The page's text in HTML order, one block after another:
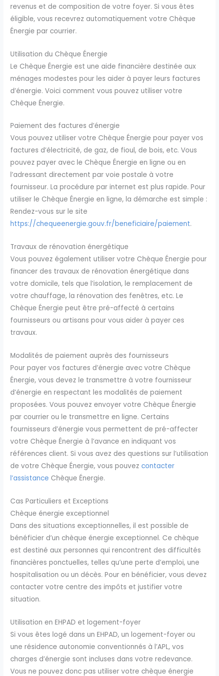
revenus et de composition de votre foyer. Si vous êtes
éligible, vous recevrez automatiquement votre Chèque
Énergie par courrier.
Utilisation du Chèque Énergie
Le Chèque Énergie est une aide financière destinée aux
ménages modestes pour les aider à payer leurs factures
d’énergie. Voici comment vous pouvez utiliser votre
Chèque Énergie.
Paiement des factures d’énergie
Vous pouvez utiliser votre Chèque Énergie pour payer vos
factures d’électricité, de gaz, de fioul, de bois, etc. Vous
pouvez payer avec le Chèque Énergie en ligne ou en
l’adressant directement par voie postale à votre
fournisseur. La procédure par internet est plus rapide. Pour
utiliser le Chèque Énergie en ligne, la démarche est simple :
Rendez-vous sur le site
https://chequeenergie.gouv.fr/beneficiaire/paiement.
Travaux de rénovation énergétique
Vous pouvez également utiliser votre Chèque Énergie pour
financer des travaux de rénovation énergétique dans
votre domicile, tels que l’isolation, le remplacement de
votre chauffage, la rénovation des fenêtres, etc. Le
Chèque Énergie peut être pré-affecté à certains
fournisseurs ou artisans pour vous aider à payer ces
travaux.
Modalités de paiement auprès des fournisseurs
Pour payer vos factures d’énergie avec votre Chèque
Énergie, vous devez le transmettre à votre fournisseur
d’énergie en respectant les modalités de paiement
proposées. Vous pouvez envoyer votre Chèque Énergie
par courrier ou le transmettre en ligne. Certains
fournisseurs d’énergie vous permettent de pré-affecter
votre Chèque Énergie à l’avance en indiquant vos
références client. Si vous avez des questions sur l’utilisation
de votre Chèque Énergie, vous pouvezcontacter
l’assistance Chèque Énergie.
Cas Particuliers et Exceptions
Chèque énergie exceptionnel
Dans des situations exceptionnelles, il est possible de
bénéficier d’un chèque énergie exceptionnel. Ce chèque
est destiné aux personnes qui rencontrent des difficultés
financières ponctuelles, telles qu’une perte d’emploi, une
hospitalisation ou un décès. Pour en bénéficier, vous devez
contacter votre centre des impôts et justifier votre
situation.
Utilisation en EHPAD et logement-foyer
Si vous êtes logé dans un EHPAD, un logement-foyer ou
une résidence autonomie conventionnés à l’APL, vos
charges d’énergie sont incluses dans votre redevance.
Vous ne pouvez donc pas utiliser votre chèque énergie